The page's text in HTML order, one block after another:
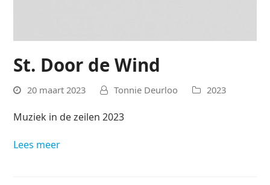
St. Door de Wind
20 maart 2023 Tonnie Deurloo 2023
Muziek in de zeilen 2023
Lees meer